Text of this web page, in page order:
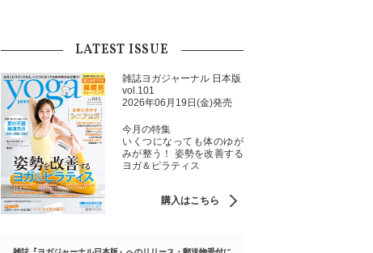
LATEST ISSUE
雑誌ヨガジャーナル 日本版
vol.101
2026年06月19日(金)発売
今月の特集
いくつになっても体のゆが
みが整う！ 姿勢を改善する
ヨガ＆ピラティス
購入はこちら